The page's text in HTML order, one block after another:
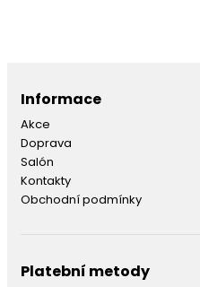
Informace
Akce
Doprava
Salón
Kontakty
Obchodní podmínky
Platební metody